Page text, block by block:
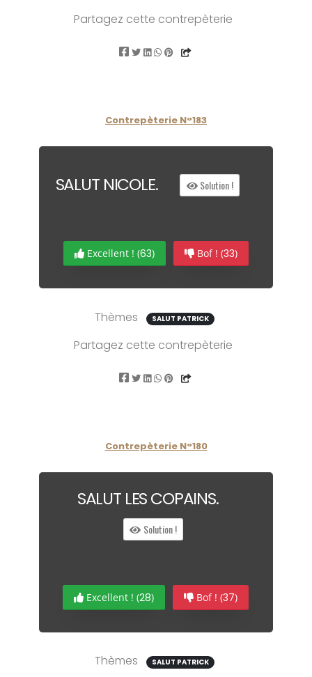
Partagez cette contrepèterie
Contrepèterie N°183
SALUT NICOLE. Solution !
Excellent ! (63) Bof ! (33)
Thèmes SALUT PATRICK
Partagez cette contrepèterie
Contrepèterie N°180
SALUT LES COPAINS.
Solution !
Excellent ! (28) Bof ! (37)
Thèmes SALUT PATRICK